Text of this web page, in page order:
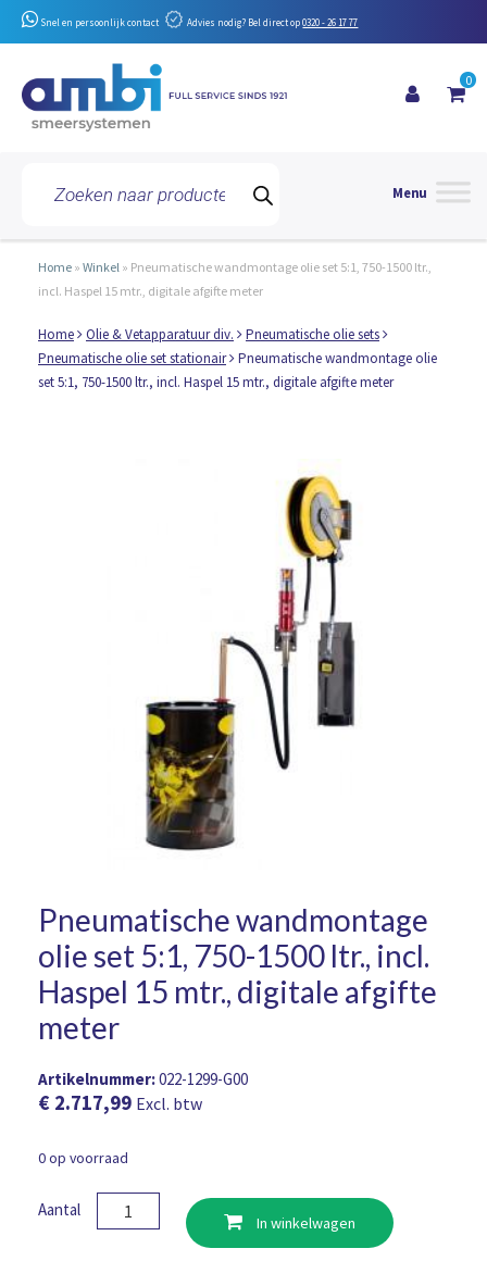
Snel en persoonlijk contact Advies nodig? Bel direct op0320 - 26 17 77
zoeken
0
Home » Winkel » Pneumatische wandmontage olie set 5:1, 750-1500 ltr.,
incl. Haspel 15 mtr., digitale afgifte meter
Home Olie & Vetapparatuur div.
Pneumatische olie sets
Pneumatische olie set stationair
Pneumatische wandmontage olie
set 5:1, 750-1500 ltr., incl. Haspel 15 mtr., digitale afgifte meter
Pneumatische wandmontage
olie set 5:1, 750-1500 ltr., incl.
Haspel 15 mtr., digitale afgifte
meter
Artikelnummer:022-1299-G00
€ 2.717,99 Excl. btw
0 op voorraad
Aantal
Pneumatische
wandmontage
In winkelwagen